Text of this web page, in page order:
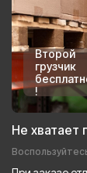
Второй
грузчик
!
Не хватает